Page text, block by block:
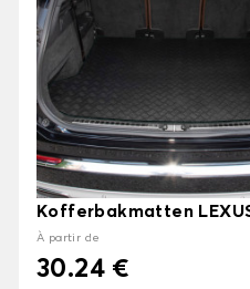
Kofferbakmatten
À partir de
30.24 €